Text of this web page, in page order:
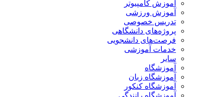
آموزش کامپیوتر
آموزش ورزشی
تدریس خصوصی
پروژه‌های دانشگاهی
فرصت‌های دانشجویی
خدمات آموزشی
سایر
آموزشگاه
آموزشگاه زبان
آموزشگاه کنکور